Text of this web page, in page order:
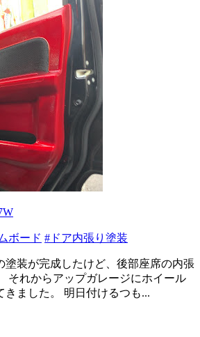
ボード #ドア内張り塗装
塗装が完成したけど、後部座席の内張
それからアップガレージにホイール
きました。 明日付けるつも...